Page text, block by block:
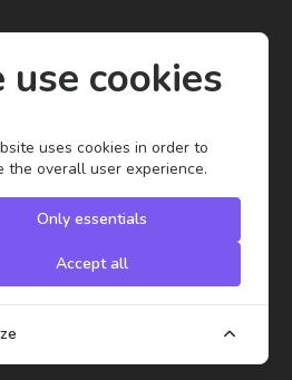
use cookies
uses cookies in order to
the overall user experience.
Only essentials
Accept all